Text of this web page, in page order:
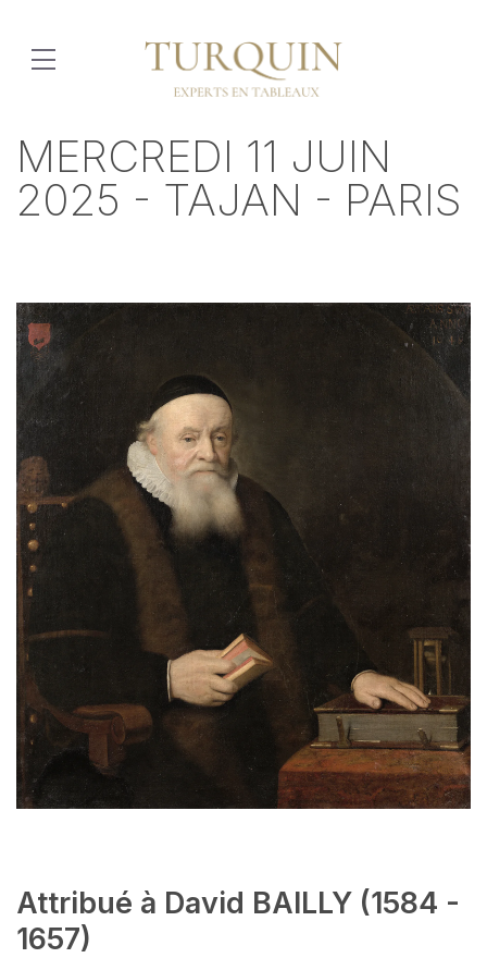
MERCREDI 11 JUIN
2025 - TAJAN - PARIS
Attribué à David BAILLY (1584 -
1657)